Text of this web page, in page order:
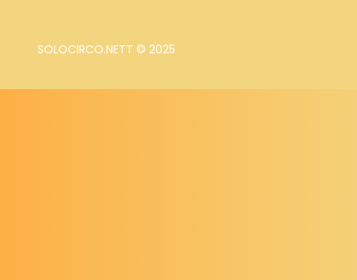
SOLOCIRCO.NETT © 2025